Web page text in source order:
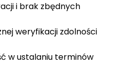
i brak zbędnych
weryfikacji zdolności
w ustalaniu terminów